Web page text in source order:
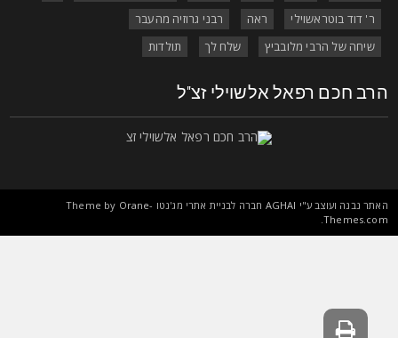
ר' דוד בוטראשוילי
ראה
רבני גרוזיה מהעבר
שיחה של הרבי מלובביץ
שלח לך תולדות
חכם רפאל אלשוילי זצ"ל
נבנה ועוצב ע"יAGHAIחברה לבניית אתרי מג'נטו Theme byOrane-
.